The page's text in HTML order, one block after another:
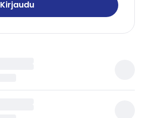
Kirjaudu